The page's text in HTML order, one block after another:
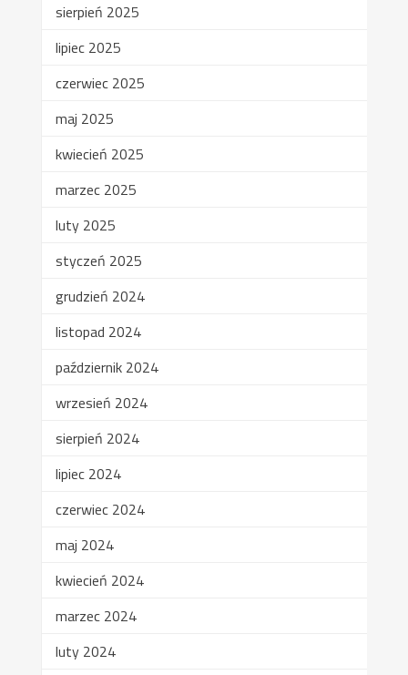
sierpień 2025
lipiec 2025
czerwiec 2025
maj 2025
kwiecień 2025
marzec 2025
luty 2025
styczeń 2025
grudzień 2024
listopad 2024
październik 2024
wrzesień 2024
sierpień 2024
lipiec 2024
czerwiec 2024
maj 2024
kwiecień 2024
marzec 2024
luty 2024